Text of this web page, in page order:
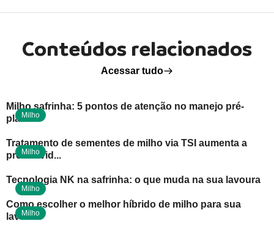
Conteúdos relacionados
Acessar tudo
Milho
Milho safrinha: 5 pontos de atenção no manejo pré-
plantio
Milho
Tratamento de sementes de milho via TSI aumenta a
produtivid...
Milho
Tecnologia NK na safrinha: o que muda na sua lavoura
Milho
Como escolher o melhor híbrido de milho para sua
lavoura